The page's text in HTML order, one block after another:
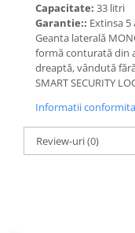
Capacitate: 33 litri
Garantie:: Extinsa 5
Geanta laterală
formă conturată din
dreaptă, vândută
SMART SECURITY
Informatii
Review-uri(0)